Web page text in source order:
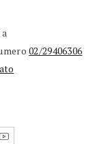
02/29406306